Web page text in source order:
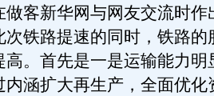
客新华网与网友交流时作
次铁路提速的同时，铁路的
高。首先是一是运输能力明
内涵扩大再生产，全面优化